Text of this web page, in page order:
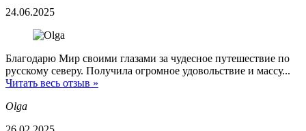
24.06.2025
Благодарю Мир своими глазами за чудесное путешествие по
русскому северу. Получила огромное удовольствие и массу...
Читать весь отзыв »
Olga